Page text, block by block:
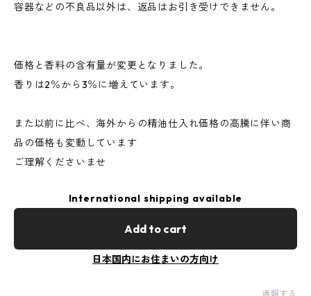
容器などの不良品以外は、返品はお引き受けできません。
価格と香料の含有量が変更となりました。
香りは2％から3％に増えています。
また以前に比べ、海外からの精油仕入れ価格の高騰に伴い商
品の価格も変動しています
ご理解くださいませ
International shipping available
Add to cart
日本国内にお住まいの方向け
通報する